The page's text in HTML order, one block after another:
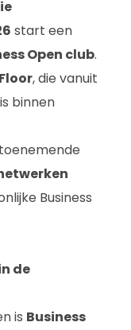
start een
Open club.
, die vanuit
binnen
Business
de
is Business